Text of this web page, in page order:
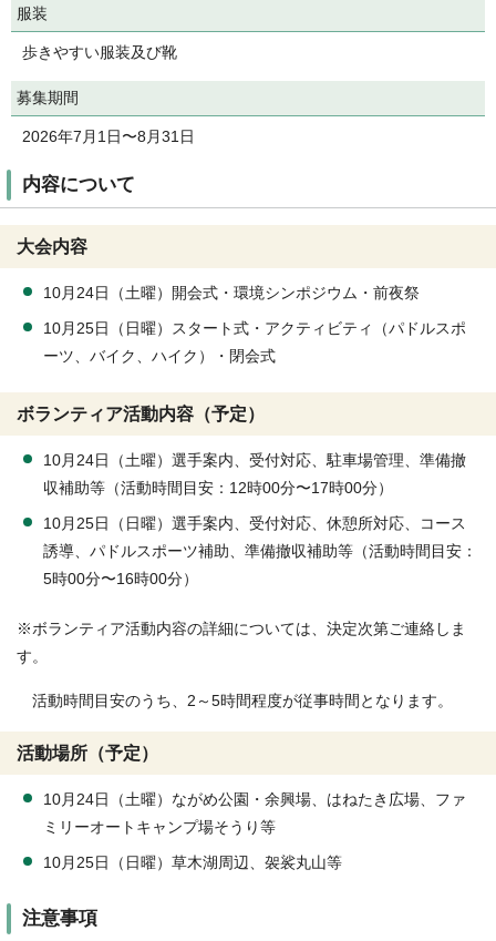
服装
歩きやすい服装及び靴
募集期間
2026年7月1日〜8月31日
内容について
大会内容
10月24日（土曜）開会式・環境シンポジウム・前夜祭
10月25日（日曜）スタート式・アクティビティ（パドルスポ
ーツ、バイク、ハイク）・閉会式
ボランティア活動内容（予定）
10月24日（土曜）選手案内、受付対応、駐車場管理、準備撤
収補助等（活動時間目安：12時00分〜17時00分）
10月25日（日曜）選手案内、受付対応、休憩所対応、コース
誘導、パドルスポーツ補助、準備撤収補助等（活動時間目安：
5時00分〜16時00分）
※ボランティア活動内容の詳細については、決定次第ご連絡しま
す。
活動時間目安のうち、2～5時間程度が従事時間となります。
活動場所（予定）
10月24日（土曜）ながめ公園・余興場、はねたき広場、ファ
ミリーオートキャンプ場そうり等
10月25日（日曜）草木湖周辺、袈裟丸山等
注意事項